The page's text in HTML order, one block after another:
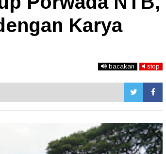
Karya
bacakan stop